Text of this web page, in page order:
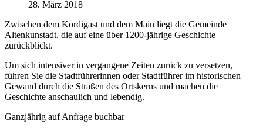
28. März 2018
Zwischen dem Kordigast und dem Main liegt die Gemeinde
Altenkunstadt, die auf eine über 1200-jährige Geschichte
zurückblickt.
Um sich intensiver in vergangene Zeiten zurück zu versetzen,
führen Sie die Stadtführerinnen oder Stadtführer im historischen
Gewand durch die Straßen des Ortskerns und machen die
Geschichte anschaulich und lebendig.
Ganzjährig auf Anfrage buchbar